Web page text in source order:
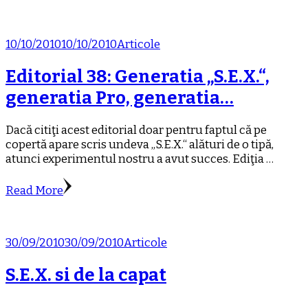
10/10/201010/10/2010Articole
Editorial 38: Generatia „S.E.X.“,
generatia Pro, generatia…
Dacă citiţi acest editorial doar pentru faptul că pe
copertă apare scris undeva „S.E.X.“ alături de o tipă,
atunci experimentul nostru a avut succes. Ediţia …
Read More
30/09/201030/09/2010Articole
S.E.X. si de la capat